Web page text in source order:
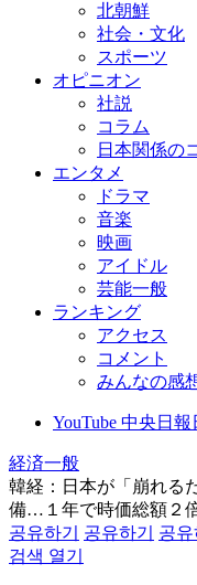
北朝鮮
社会・文化
スポーツ
オピニオン
社説
コラム
日本関係の
エンタメ
ドラマ
音楽
映画
アイドル
芸能一般
ランキング
アクセス
コメント
みんなの感
YouTube 中央日報
経済一般
韓経：日本が「崩れる
備…１年で時価総額２
공유하기
공유하기
공유
검색 열기